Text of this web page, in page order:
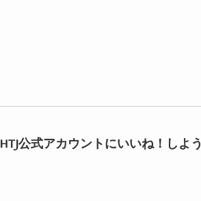
HTJ公式アカウントにいいね！しよう